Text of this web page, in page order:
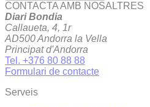
CONTACTA AMB NOSALTRES
Diari Bondia
Callaueta, 4, 1r
AD500 Andorra la Vella
Principat d'Andorra
Tel. +376 80 88 88
Formulari de contacte
Serveis